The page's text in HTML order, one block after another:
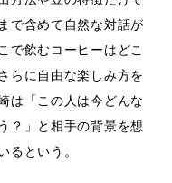
で含めて自然な対話が
で飲むコーヒーはどこ
らに自由な楽しみ方を
は「この人は今どんな
？」と相手の背景を想
るという。